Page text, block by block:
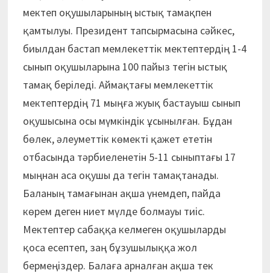
мектеп оқушыларының ыстық тамақпен
қамтылуы. Президент тапсырмасына сәйкес,
биылдан бастап мемлекеттік мектептердің 1-4
сынып оқушыларына 100 пайыз тегін ыстық
тамақ беріледі. Аймақтағы мемлекеттік
мектептердің 71 мыңға жуық бастауыш сынып
оқушысына осы мүмкіндік ұсынылған. Бұдан
бөлек, әлеуметтік көмекті қажет ететін
отбасында тәрбиеленетін 5-11 сыныптағы 17
мыңнан аса оқушы да тегін тамақтанады.
Баланың тамағынан ақша үнемдеп, пайда
көрем деген ниет мүлде болмауы тиіс.
Мектептер сабаққа келмеген оқушыларды
қоса есептеп, заң бұзушылыққа жол
бермеңіздер. Балаға арналған ақша тек